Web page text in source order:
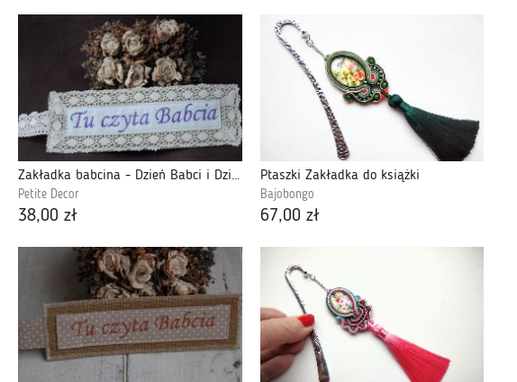
Zakładka babcina - Dzień Babci i Dziadka
Petite Decor
38,00 zł
Ptaszki Zakładka do książki
Bajobongo
67,00 zł